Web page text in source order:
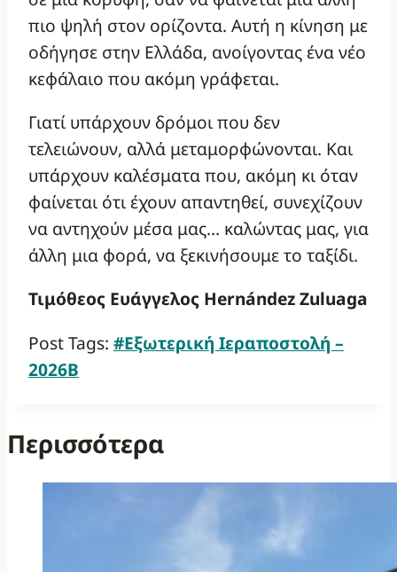
πιο ψηλή στον ορίζοντα. Αυτή η κίνηση με
οδήγησε στην Ελλάδα, ανοίγοντας ένα νέο
κεφάλαιο που ακόμη γράφεται.
Γιατί υπάρχουν δρόμοι που δεν
τελειώνουν, αλλά μεταμορφώνονται. Και
υπάρχουν καλέσματα που, ακόμη κι όταν
φαίνεται ότι έχουν απαντηθεί, συνεχίζουν
να αντηχούν μέσα μας… καλώντας μας, για
άλλη μια φορά, να ξεκινήσουμε το ταξίδι.
Τιμόθεος Ευάγγελος Hernández Zuluaga
Post Tags: #Εξωτερική Ιεραποστολή –
2026Β
Περισσότερα